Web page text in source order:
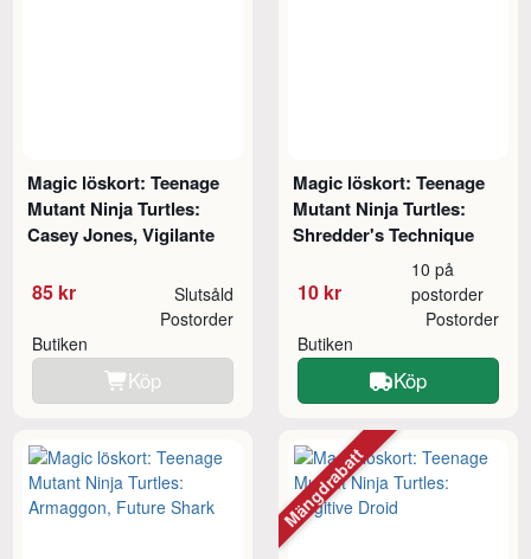
Magic löskort: Teenage
Mutant Ninja Turtles:
Casey Jones, Vigilante
85 kr Slutsåld
Butiken
Postorder
Köp
Magic löskort: Teenage
Mutant Ninja Turtles:
Shredder's Technique
10 kr
10 på
postorder
Butiken
Postorder
Köp
Mängdrabatt